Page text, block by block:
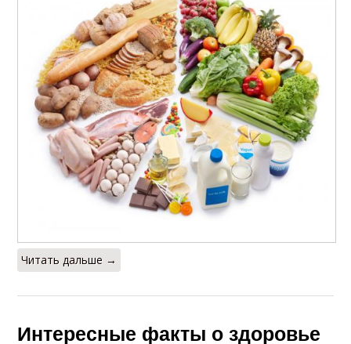
Читать дальше →
Интересные факты о здоровье